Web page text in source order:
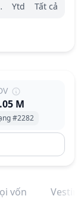
Ytd Tất cả
M
#2282
vốn Vesting